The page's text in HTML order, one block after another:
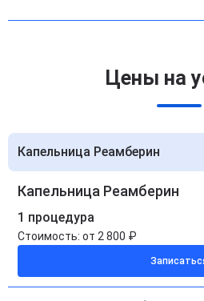
Цены на
Капельница Реамберин
Капельница Реамберин
1 процедура
Стоимость: от 2 800 ₽